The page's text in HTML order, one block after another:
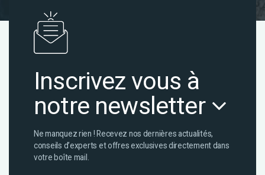
Inscrivez vous à
notre newsletter
Ne manquez rien ! Recevez nos dernières actualités,
conseils d’experts et offres exclusives directement dans
votre boîte mail.